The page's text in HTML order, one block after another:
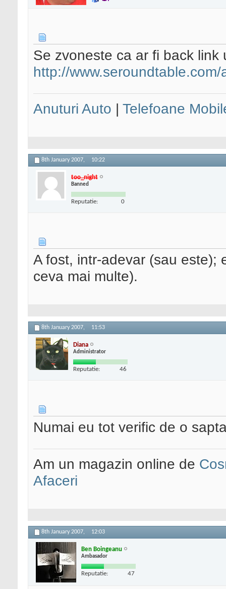
Se zvoneste ca ar fi back link
http://
Anuturi Auto | Telefoane
8th January 2007, 10:22
too_night
Banned
Reputatie: 0
A fost, intr-adevar (sau este);
ceva mai multe).
8th January 2007, 11:53
Diana
Administrator
Reputatie: 46
Numai eu tot verific de o
Am un magazin online de
Afaceri
8th January 2007, 12:03
Ben Boingeanu
Ambasador
Reputatie: 47